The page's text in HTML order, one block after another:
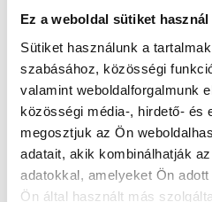
Ez a weboldal sütiket használ
Sütiket használunk a
szabásához, közösségi
valamint weboldalforgalmunk
közösségi média-, hirdető- és
megosztjuk az Ön
adatait, akik kombinálhatják
adatokkal, amelyeket Ön
Ön által használt más
NEXT 220 SH